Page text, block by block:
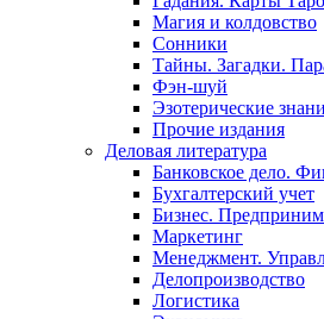
Магия и колдовство
Сонники
Тайны. Загадки.
Фэн-шуй
Эзотерические
Прочие издания
Деловая литература
Банковское дело.
Бухгалтерский учет
Бизнес.
Маркетинг
Менеджмент.
Делопроизводство
Логистика